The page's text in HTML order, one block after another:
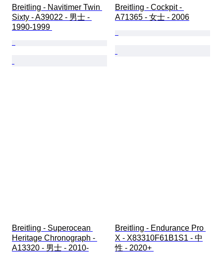
Breitling - Navitimer Twin
Sixty - A39022 - 男士 -
1990-1999
Breitling - Cockpit -
A71365 - 女士 - 2006
Breitling - Superocean
Heritage Chronograph -
A13320 - 男士 - 2010-
Breitling - Endurance Pro
X - X83310F61B1S1 - 中
性 - 2020+